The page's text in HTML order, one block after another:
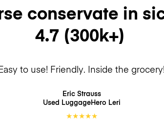
conservate in
4.7 (300k+)
to use! Friendly. Inside the grocery!
Eric Strauss
Used LuggageHero Leri
★★★★★